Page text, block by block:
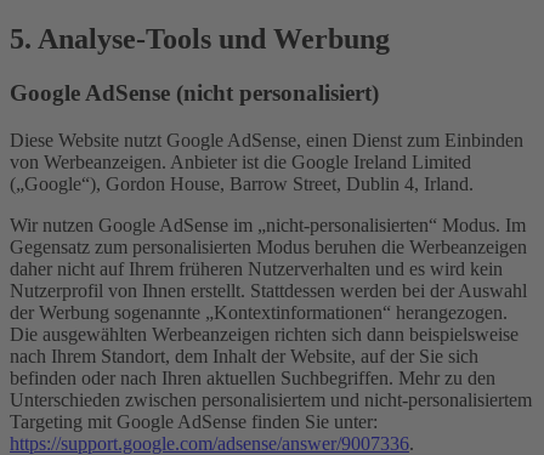
5. Analyse-Tools und Werbung
Google AdSense (nicht personalisiert)
Diese Website nutzt Google AdSense, einen Dienst zum Einbinden
von Werbeanzeigen. Anbieter ist die Google Ireland Limited
(„Google“), Gordon House, Barrow Street, Dublin 4, Irland.
Wir nutzen Google AdSense im „nicht-personalisierten“ Modus. Im
Gegensatz zum personalisierten Modus beruhen die Werbeanzeigen
daher nicht auf Ihrem früheren Nutzerverhalten und es wird kein
Nutzerprofil von Ihnen erstellt. Stattdessen werden bei der Auswahl
der Werbung sogenannte „Kontextinformationen“ herangezogen.
Die ausgewählten Werbeanzeigen richten sich dann beispielsweise
nach Ihrem Standort, dem Inhalt der Website, auf der Sie sich
befinden oder nach Ihren aktuellen Suchbegriffen. Mehr zu den
Unterschieden zwischen personalisiertem und nicht-personalisiertem
Targeting mit Google AdSense finden Sie unter:
https://support.google.com/adsense/answer/9007336.